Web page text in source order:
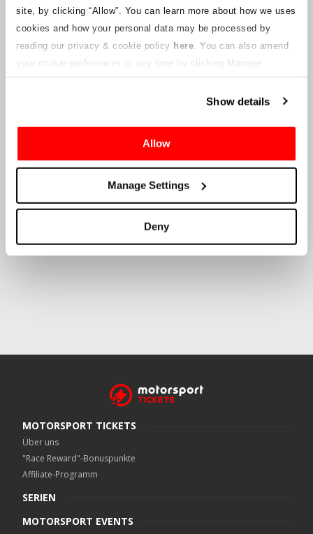
site, by clicking “Allow”. You can learn more about how we uses
cookies and how your personal data may be processed by
reading our privacy & cookie policy here . You can also amend
your cookie preferences at any time by clicking Manage
Cookies in the footer of this site.
Show details
Allow
Manage Settings
Deny
dieser Webseite veröffentlicht, sobald Informationen verfügbar
sind. Wir werden denjenigen mit gültigen Tickets auch eine neue E-
Mail-Adresse für den Kundenservice zur Verfügung stellen, die von
einem verbundenen Unternehmen verwaltet wird. Crowe U.K. LLP
kann keine Fragen zum Ticketvorgang und zum Zeitpunkt der
Liquidation zur Verfügung stellen, einschließlich Unterlagen
darüber, wie Sie eine Forderung gegen das Unternehmen geltend
machen können.
kann kontaktiert werden unter
motorsport.tickets@crowe.co.uk
MOTORSPORT TICKETS
Über uns
"Race Reward"-Bonuspunkte
Affiliate-Programm
SERIEN
MOTORSPORT EVENTS